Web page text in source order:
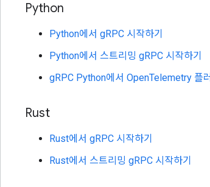
Python
Python에서 gRPC 시작하기
Python에서 스트리밍 gRPC 시작하기
gRPC Python에서 OpenTelemetry 플
Rust
Rust에서 gRPC 시작하기
Rust에서 스트리밍 gRPC 시작하기